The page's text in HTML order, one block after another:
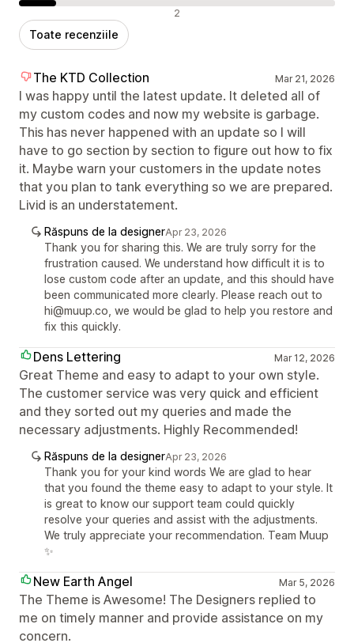
Recenzii negative 2
Toate recenziile
The KTD Collection Mar 21, 2026
I was happy until the latest update. It deleted all of
my custom codes and now my website is garbage.
This has never happened with an update so I will
have to go section by section to figure out how to fix
it. Maybe warn your customers in the update notes
that you plan to tank everything so we are prepared.
Livid is an understatement.
Răspuns de la designerApr 23, 2026
Thank you for sharing this. We are truly sorry for the
frustration caused. We understand how difficult it is to
lose custom code after an update, and this should have
been communicated more clearly. Please reach out to
hi@muup.co, we would be glad to help you restore and
fix this quickly.
Dens Lettering Mar 12, 2026
Great Theme and easy to adapt to your own style.
The customer service was very quick and efficient
and they sorted out my queries and made the
necessary adjustments. Highly Recommended!
Răspuns de la designerApr 23, 2026
Thank you for your kind words We are glad to hear
that you found the theme easy to adapt to your style. It
is great to know our support team could quickly
resolve your queries and assist with the adjustments.
We truly appreciate your recommendation. Team Muup
✨
New Earth Angel Mar 5, 2026
The Theme is Awesome! The Designers replied to
me on timely manner and provide assistance on my
concern.